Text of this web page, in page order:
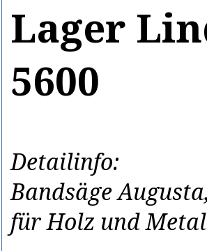
Lager
5600
Detailinfo:
Bandsäge
für Holz und